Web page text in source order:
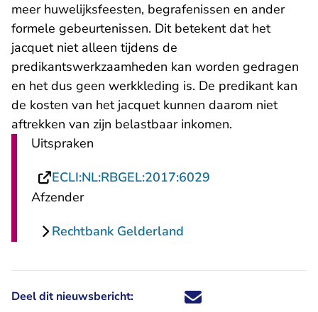
meer huwelijksfeesten, begrafenissen en ander
formele gebeurtenissen. Dit betekent dat het
jacquet niet alleen tijdens de
predikantswerkzaamheden kan worden gedragen
en het dus geen werkkleding is. De predikant kan
de kosten van het jacquet kunnen daarom niet
aftrekken van zijn belastbaar inkomen.
Uitspraken
ECLI:NL:RBGEL:2017:6029
Afzender
Rechtbank Gelderland
Deel dit nieuwsbericht: Deel dit nieuwsbericht via X -
Deel dit nieuwsbericht via
Deel dit nieuwsbericht
Deel dit